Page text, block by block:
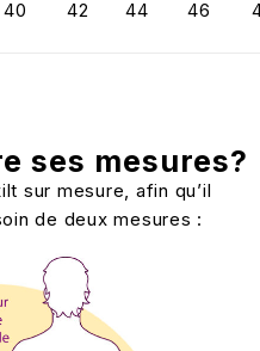
40 42 44 46
ses mesures?
sur mesure, afin qu’il
de deux mesures :